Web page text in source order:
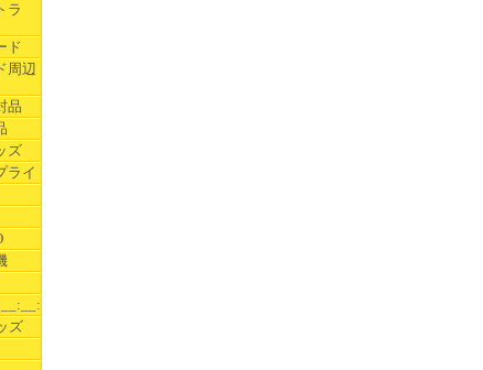
ラ
ド
周辺
品
ズ
ライ
ズ